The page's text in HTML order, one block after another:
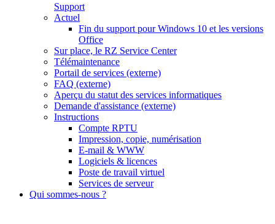
Support
Actuel
Fin du support pour Windows 10 et les versions
Office
Sur place, le RZ Service Center
Télémaintenance
Portail de services (externe)
FAQ (externe)
Aperçu du statut des services informatiques
Demande d'assistance (externe)
Instructions
Compte RPTU
Impression, copie, numérisation
E-mail & WWW
Logiciels & licences
Poste de travail virtuel
Services de serveur
Qui sommes-nous ?